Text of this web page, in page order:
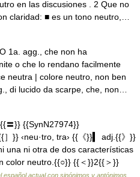
en las discusiones . 2 Que no
claridad: ■ es un tono neutro,…
1a. agg., che non ha
o che lo rendano facilmente
neutra | colore neutro, non ben
di lucido da scarpe, che, non…
〓}} {{SynN27974}}
}} ‹neu·tro, tra› {{《}}▍ adj.{{》}}
una ni otra de dos características
color neutro.{{○}} {{＜}}2{{＞}}
español actual con sinónimos y antónimos